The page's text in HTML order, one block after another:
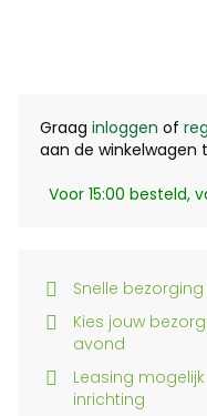
Graag inloggen of
aan de winkelwagen
Voor 15:00 besteld,
Snelle
Kies jouw
avond
Leasing
inrichting